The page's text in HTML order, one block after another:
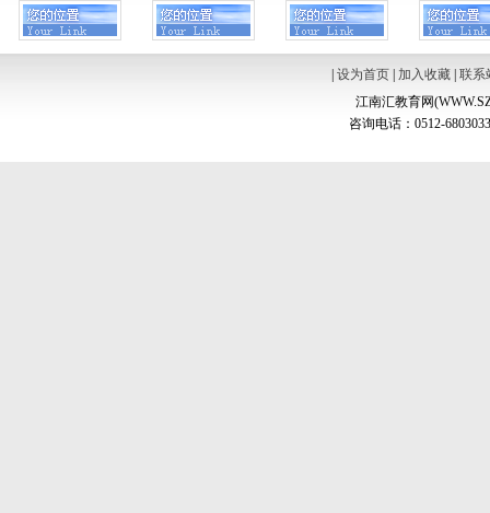
设为首页| 加入收藏| 联系
江南汇教育网
咨询电话：0512-